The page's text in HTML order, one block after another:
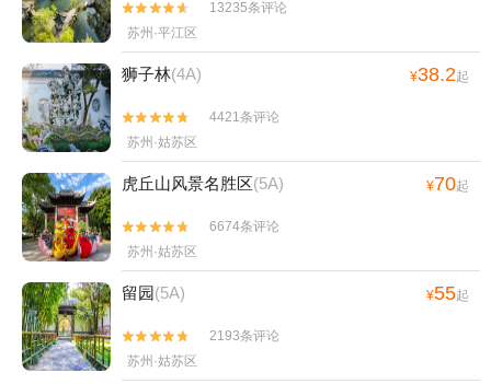


13235条评论
苏州·平江区
狮子林(4A) ¥38.2起


4421条评论
苏州·姑苏区
虎丘山风景名胜区(5A) ¥70起


6674条评论
苏州·姑苏区
留园(5A) ¥55起


2193条评论
苏州·姑苏区